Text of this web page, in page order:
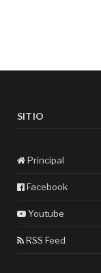
SITIO
Principal
Facebook
Youtube
RSS Feed